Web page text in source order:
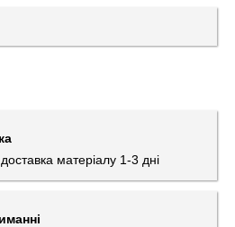
матеріалу 1-3 дні